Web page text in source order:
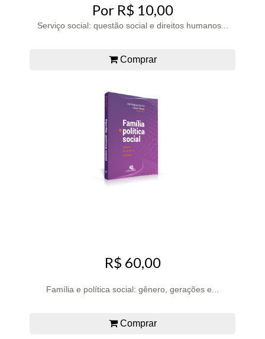
Por R$ 10,00
Serviço social: questão social e direitos humanos...
Comprar
R$ 60,00
Família e política social: gênero, gerações e...
Comprar